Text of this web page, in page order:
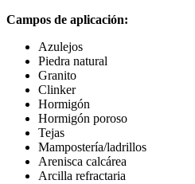
Campos de aplicación:
Azulejos
Piedra natural
Granito
Clinker
Hormigón
Hormigón poroso
Tejas
Mampostería/ladrillos
Arenisca calcárea
Arcilla refractaria